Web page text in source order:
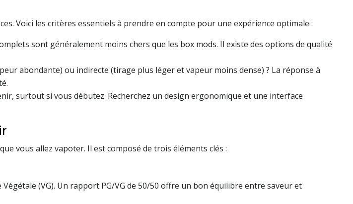
Voici les critères essentiels à prendre en compte pour une expérience optimale :
sont généralement moins chers que les box mods. Il existe des options de qualité
abondante) ou indirecte (tirage plus léger et vapeur moins dense) ? La réponse à
surtout si vous débutez. Recherchez un design ergonomique et une interface
vous allez vapoter. Il est composé de trois éléments clés :
(VG). Un rapport PG/VG de 50/50 offre un bon équilibre entre saveur et